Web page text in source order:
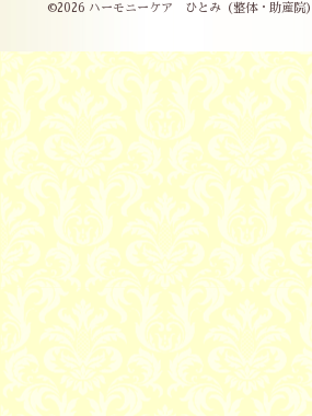
©2026 ハーモニーケア ひとみ（整体・助産院）